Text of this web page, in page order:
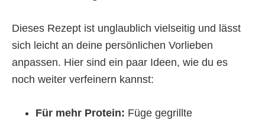
Dieses Rezept ist unglaublich vielseitig und lässt
sich leicht an deine persönlichen Vorlieben
anpassen. Hier sind ein paar Ideen, wie du es
noch weiter verfeinern kannst:
Für mehr Protein: Füge gegrillte